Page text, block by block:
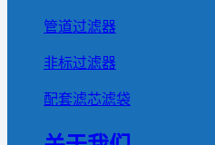
管道过滤器
非标过滤器
配套滤芯滤袋